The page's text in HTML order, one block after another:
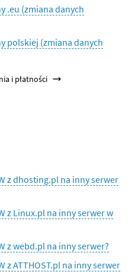
.eu (zmiana danych
polskiej (zmiana danych
i płatności
z dhosting.pl na inny serwer
z Linux.pl na inny serwer w
z webd.pl na inny serwer?
z ATTHOST.pl na inny serwer